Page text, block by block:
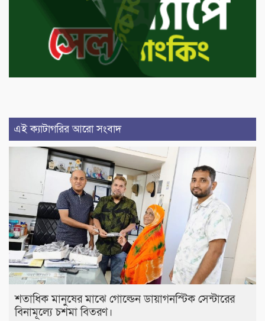
এই ক্যাটাগরির আরো সংবাদ
শতাধিক মানুষের মাঝে গোল্ডেন ডায়াগনস্টিক সেন্টারের
বিনামূল্যে চশমা বিতরণ।